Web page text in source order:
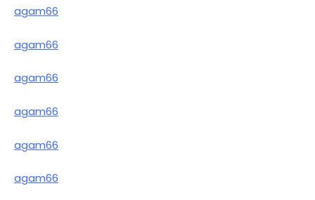
agam66
agam66
agam66
agam66
agam66
agam66